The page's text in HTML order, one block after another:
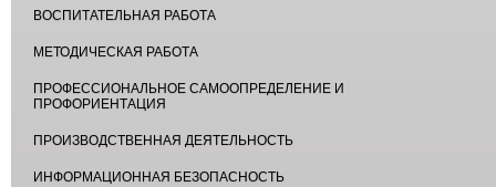
ВОСПИТАТЕЛЬНАЯ РАБОТА
МЕТОДИЧЕСКАЯ РАБОТА
ПРОФЕССИОНАЛЬНОЕ САМООПРЕДЕЛЕНИЕ И
ПРОФОРИЕНТАЦИЯ
ПРОИЗВОДСТВЕННАЯ ДЕЯТЕЛЬНОСТЬ
ИНФОРМАЦИОННАЯ БЕЗОПАСНОСТЬ